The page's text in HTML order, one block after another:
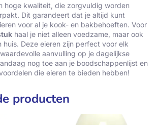
hoge kwaliteit, die zorgvuldig worden
Dit garandeert dat je altijd kunt
voor al je kook- en bakbehoeften. Voor
haal je niet alleen voedzame, maar ook
huis. Deze eieren zijn perfect voor elk
aanvulling op je dagelijkse
nog toe aan je boodschappenlijst en
die eieren te bieden hebben!
producten